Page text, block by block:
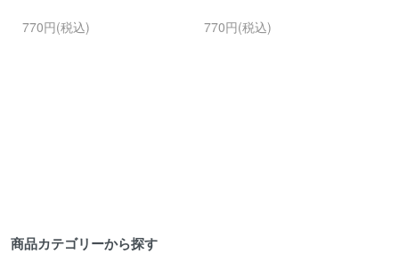
770円(税込) 770円(税込)
商品カテゴリーから探す